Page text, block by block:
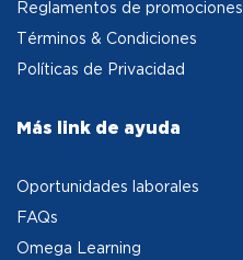
Reglamentos de promociones
Términos & Condiciones
Políticas de Privacidad
Más link de ayuda
Oportunidades laborales
FAQs
Omega Learning